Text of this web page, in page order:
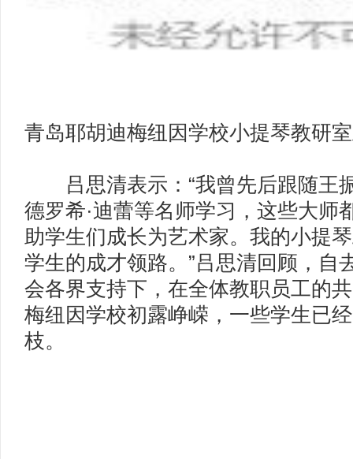
青岛耶胡迪梅纽因学校小提琴教研
吕思清表示：“我曾先后跟随王
德罗希·迪蕾等名师学习，这些大师
助学生们成长为艺术家。我的小提
学生的成才领路。”吕思清回顾，自
会各界支持下，在全体教职员工的
梅纽因学校初露峥嵘，一些学生已
枝。